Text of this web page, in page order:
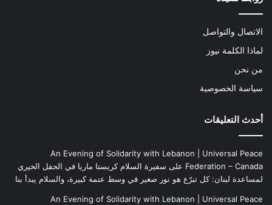
الاتصال والتواصل
لماذا الكلمة نيوز
من نحن
سياسة الخصوصية
أحدث التعليقات
An Evening of Solidarity with Lebanon | Universal Peace
Federation – Canada على سفيرة السلام كريستا ماريا في الحفل الخيري
لمساعدة لبنان: كل تبرّع هو نور صغير في وسط عتمة كبيرة، والسلام يبدأ بنا
An Evening of Solidarity with Lebanon | Universal Peace